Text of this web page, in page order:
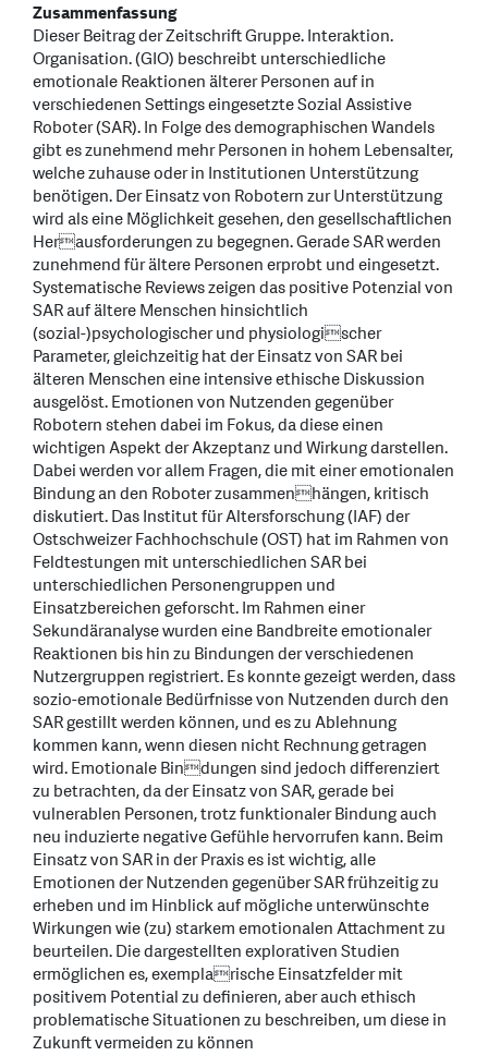
Zusammenfassung
Dieser Beitrag der Zeitschrift Gruppe. Interaktion.
Organisation. (GIO) beschreibt unterschiedliche
emotionale Reaktionen älterer Personen auf in
verschiedenen Settings eingesetzte Sozial Assistive
Roboter (SAR). In Folge des demographischen Wandels
gibt es zunehmend mehr Personen in hohem Lebensalter,
welche zuhause oder in Institutionen Unterstützung
benötigen. Der Einsatz von Robotern zur Unterstützung
wird als eine Möglichkeit gesehen, den gesellschaftlichen
Herausforderungen zu begegnen. Gerade SAR werden
zunehmend für ältere Personen erprobt und eingesetzt.
Systematische Reviews zeigen das positive Potenzial von
SAR auf ältere Menschen hinsichtlich
(sozial-)psychologischer und physiologischer
Parameter, gleichzeitig hat der Einsatz von SAR bei
älteren Menschen eine intensive ethische Diskussion
ausgelöst. Emotionen von Nutzenden gegenüber
Robotern stehen dabei im Fokus, da diese einen
wichtigen Aspekt der Akzeptanz und Wirkung darstellen.
Dabei werden vor allem Fragen, die mit einer emotionalen
Bindung an den Roboter zusammenhängen, kritisch
diskutiert. Das Institut für Altersforschung (IAF) der
Ostschweizer Fachhochschule (OST) hat im Rahmen von
Feldtestungen mit unterschiedlichen SAR bei
unterschiedlichen Personengruppen und
Einsatzbereichen geforscht. Im Rahmen einer
Sekundäranalyse wurden eine Bandbreite emotionaler
Reaktionen bis hin zu Bindungen der verschiedenen
Nutzergruppen registriert. Es konnte gezeigt werden, dass
sozio-emotionale Bedürfnisse von Nutzenden durch den
SAR gestillt werden können, und es zu Ablehnung
kommen kann, wenn diesen nicht Rechnung getragen
wird. Emotionale Bindungen sind jedoch differenziert
zu betrachten, da der Einsatz von SAR, gerade bei
vulnerablen Personen, trotz funktionaler Bindung auch
neu induzierte negative Gefühle hervorrufen kann. Beim
Einsatz von SAR in der Praxis es ist wichtig, alle
Emotionen der Nutzenden gegenüber SAR frühzeitig zu
erheben und im Hinblick auf mögliche unterwünschte
Wirkungen wie (zu) starkem emotionalen Attachment zu
beurteilen. Die dargestellten explorativen Studien
ermöglichen es, exemplarische Einsatzfelder mit
positivem Potential zu definieren, aber auch ethisch
problematische Situationen zu beschreiben, um diese in
Zukunft vermeiden zu können